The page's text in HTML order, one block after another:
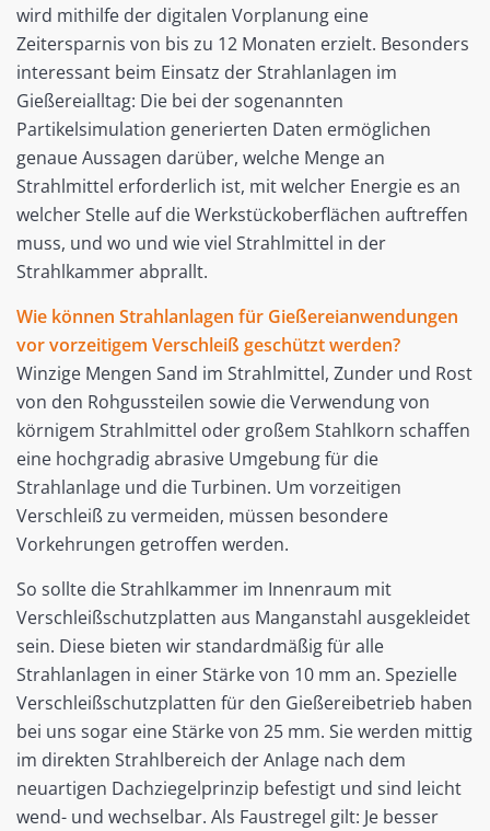
wird mithilfe der digitalen Vorplanung eine
Zeitersparnis von bis zu 12 Monaten erzielt. Besonders
interessant beim Einsatz der Strahlanlagen im
Gießereialltag: Die bei der sogenannten
Partikelsimulation generierten Daten ermöglichen
genaue Aussagen darüber, welche Menge an
Strahlmittel erforderlich ist, mit welcher Energie es an
welcher Stelle auf die Werkstückoberflächen auftreffen
muss, und wo und wie viel Strahlmittel in der
Strahlkammer abprallt.
Wie können Strahlanlagen für Gießereianwendungen
vor vorzeitigem Verschleiß geschützt werden?
Winzige Mengen Sand im Strahlmittel, Zunder und Rost
von den Rohgussteilen sowie die Verwendung von
körnigem Strahlmittel oder großem Stahlkorn schaffen
eine hochgradig abrasive Umgebung für die
Strahlanlage und die Turbinen. Um vorzeitigen
Verschleiß zu vermeiden, müssen besondere
Vorkehrungen getroffen werden.
So sollte die Strahlkammer im Innenraum mit
Verschleißschutzplatten aus Manganstahl ausgekleidet
sein. Diese bieten wir standardmäßig für alle
Strahlanlagen in einer Stärke von 10 mm an. Spezielle
Verschleißschutzplatten für den Gießereibetrieb haben
bei uns sogar eine Stärke von 25 mm. Sie werden mittig
im direkten Strahlbereich der Anlage nach dem
neuartigen Dachziegelprinzip befestigt und sind leicht
wend- und wechselbar. Als Faustregel gilt: Je besser